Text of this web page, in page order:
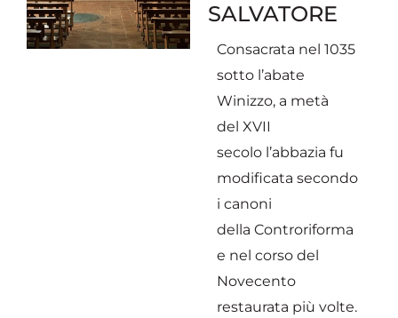
SALVATORE
Consacrata nel 1035
sotto l’abate
Winizzo, a metà
del XVII
secolo l’abbazia fu
modificata secondo
i canoni
della Controriforma
e nel corso del
Novecento
restaurata più volte.